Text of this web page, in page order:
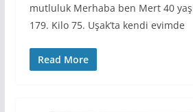
mutluluk Merhaba ben Mert 40
179. Kilo 75. Uşak’ta kendi evimde
Read More